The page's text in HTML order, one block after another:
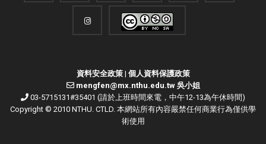
資料安全政策| 個人資料保護政策
mengfen@mx.nthu.edu.tw 吳小姐
03-5715131#35401 (請於上班時間來電，中午12-13為午休時間)
Copyright © 2010 NTHU. CTLD. 本網站所有內容嚴禁任何商業行為僅供學
術使用